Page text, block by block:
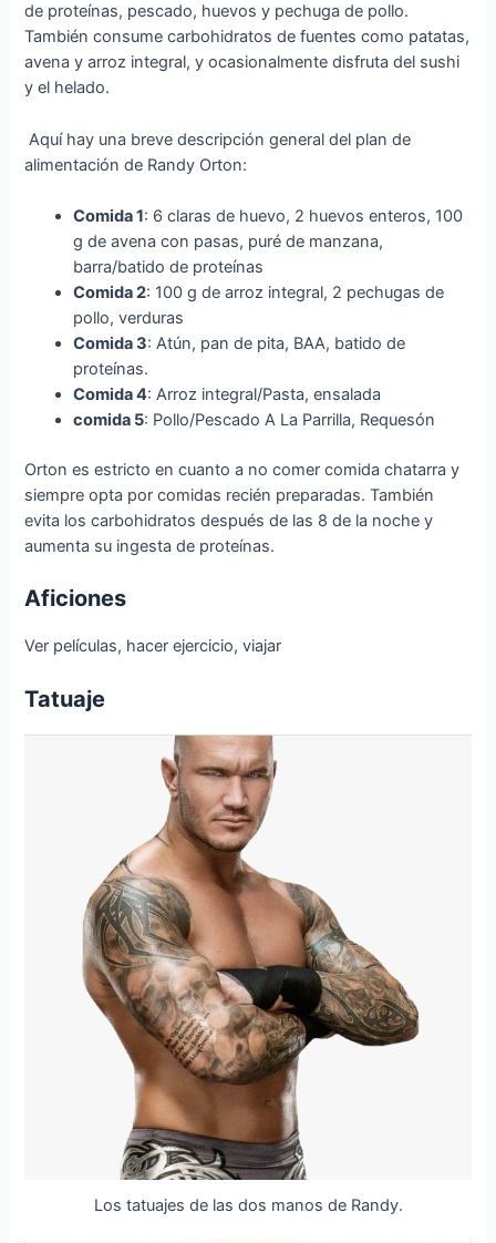
de proteínas, pescado, huevos y pechuga de pollo.
También consume carbohidratos de fuentes como patatas,
avena y arroz integral, y ocasionalmente disfruta del sushi
y el helado.​
​ Aquí hay una breve descripción general del plan de
alimentación de Randy Orton:
Comida 1: 6 claras de huevo, 2 huevos enteros, 100
g de avena con pasas, puré de manzana,
barra/batido de proteínas
Comida 2: 100 g de arroz integral, 2 pechugas de
pollo, verduras
Comida 3: Atún, pan de pita, BAA, batido de
proteínas.
Comida 4: Arroz integral/Pasta, ensalada
comida 5: Pollo/Pescado A La Parrilla, Requesón
Orton es estricto en cuanto a no comer comida chatarra y
siempre opta por comidas recién preparadas. También
evita los carbohidratos después de las 8 de la noche y
aumenta su ingesta de proteínas.
Aficiones
Ver películas, hacer ejercicio, viajar
Tatuaje
Los tatuajes de las dos manos de Randy.